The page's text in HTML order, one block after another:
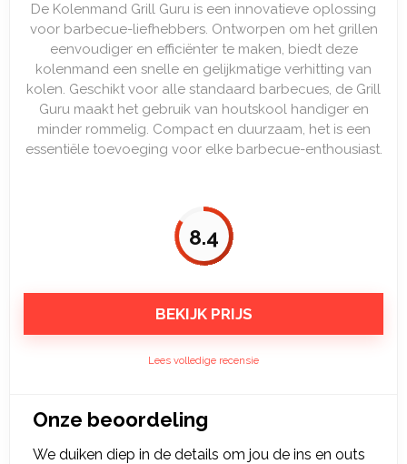
De Kolenmand Grill Guru is een innovatieve oplossing
voor barbecue-liefhebbers. Ontworpen om het grillen
eenvoudiger en efficiënter te maken, biedt deze
kolenmand een snelle en gelijkmatige verhitting van
kolen. Geschikt voor alle standaard barbecues, de Grill
Guru maakt het gebruik van houtskool handiger en
minder rommelig. Compact en duurzaam, het is een
essentiële toevoeging voor elke barbecue-enthousiast.
8.4
BEKIJK PRIJS
Lees volledige recensie
Onze beoordeling
We duiken diep in de details om jou de ins en outs